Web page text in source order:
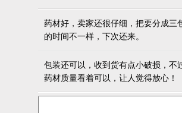
药材好，卖家还很仔细，把要分成三
的时间不一样，下次还来。
包装还可以，收到货有点小破损，不
药材质量看着可以，让人觉得放心！